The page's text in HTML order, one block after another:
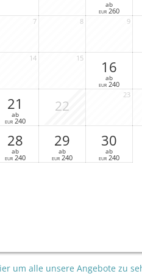
ab
EUR 260
7 8 9
14 15
16
ab
EUR 240
21
ab
EUR 240
22
23
28
ab
EUR 240
29
ab
EUR 240
30
ab
EUR 240
um alle unsere Angebote zu